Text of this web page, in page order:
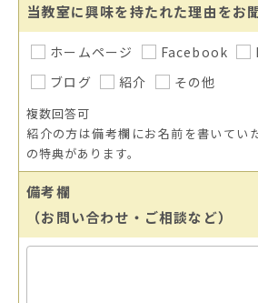
当教室に興味を持たれた理由をお
ホームページ Facebook
ブログ
紹介 その他
複数回答可
紹介の方は備考欄にお名前を書いてい
の特典があります。
備考欄
（お問い合わせ・ご相談など）